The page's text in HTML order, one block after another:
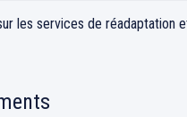
les services de réadaptation